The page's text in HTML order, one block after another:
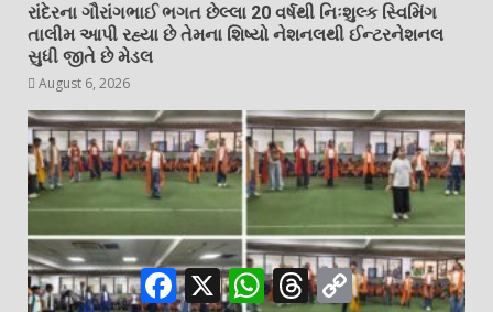
રાંદેરના ગૌરાંગભાઈ ભગત છેલ્લા 20 વર્ષથી નિઃશુલ્ક સ્વિમિંગ
તાલીમ આપી રહ્યા છે તેમના શિષ્યો નેશનલથી ઈન્ટરનેશનલ
સુધી જીતે છે મેડલ
August 6, 2026
Facebook
X WhatsApp
Threads
Copy
Link